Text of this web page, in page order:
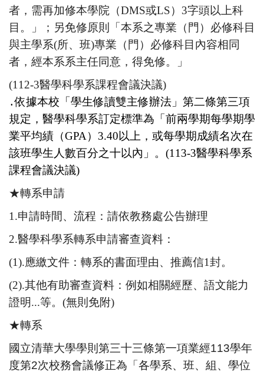
者，需再加修本學院（DMS或LS）3字頭以上科
目。」；另免修原則「本系之專業（門）必修科目
與主學系(所、班)專業（門）必修科目內容相同
者，經本系系主任同意，得免修。」
(112-3醫學科學系課程會議決議)
․依據本校「學生修讀雙主修辦法」第二條第三項
規定，醫學科學系訂定標準為「前兩學期每學期學
業平均績（GPA）3.40以上，或每學期成績名次在
該班學生人數百分之十以內」。(113-3醫學科學系
課程會議決議)
★轉系申請
1.申請時間、流程：請依教務處公告辦理
2.醫學科學系轉系申請審查資料：
(1).應繳文件：轉系的書面理由、推薦信1封。
(2).其他有助審查資料：例如相關經歷、語文能力
證明...等。(無則免附)
★轉系
國立清華大學學則第三十三條第一項業經113學年
度第2次校務會議修正為 「 各學系、班、組、學位